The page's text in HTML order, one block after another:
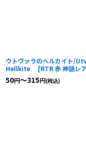
ウトヴァラのヘルカイト/
Hellkite
[RTR 赤 神話レ
50円～315円(税込)